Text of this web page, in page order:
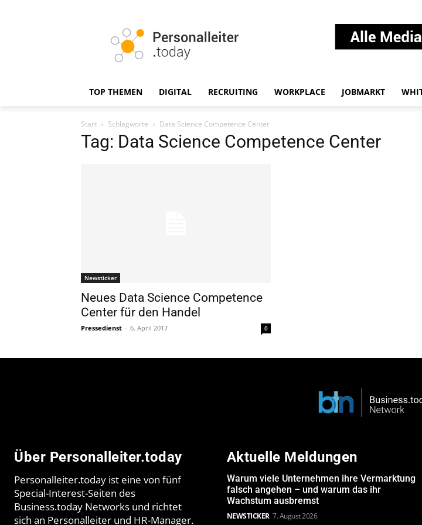
TOP THEMEN DIGITAL RECRUITING WORKPLACE JOBMARKT
Start Schlagworte Data Science Competence Center
Tag: Data Science Competence Center
Newsticker
Neues Data Science Competence
Center für den Handel
Pressedienst - 6. April 2017 0
Über Personalleiter.today
Personalleiter.today ist eine von fünf
Special-Interest-Seiten des
Business.today Networks und richtet
sich an Personalleiter und HR-Manager.
Aktuelle Meldungen
Warum viele Unternehmen ihre Vermarktung
falsch angehen – und warum das ihr
Wachstum ausbremst
NEWSTICKER 7. August 2026